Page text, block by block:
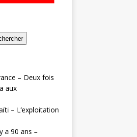
– Deux fois
aux
– L’exploitation
a 90 ans –